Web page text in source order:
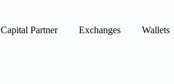
Capital Partner Exchanges Wallets